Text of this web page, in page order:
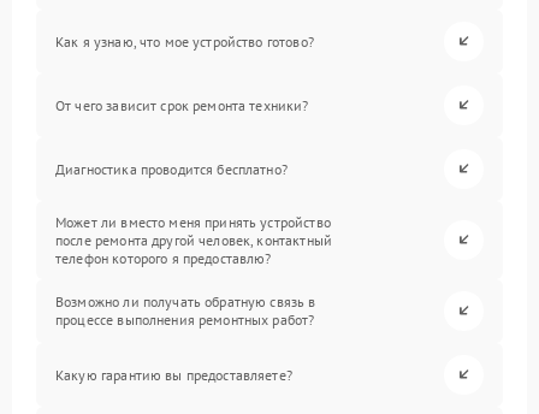
Как я узнаю, что мое устройство готово?
От чего зависит срок ремонта техники?
Диагностика проводится бесплатно?
Может ли вместо меня принять устройство
после ремонта другой человек, контактный
телефон которого я предоставлю?
Возможно ли получать обратную связь в
процессе выполнения ремонтных работ?
Какую гарантию вы предоставляете?